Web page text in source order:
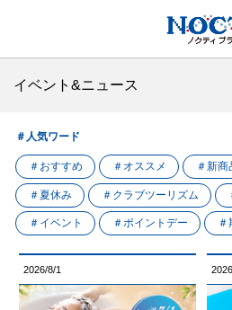
イベント&ニュース
＃人気ワード
＃おすすめ ＃オススメ ＃新商
＃夏休み ＃クラブツーリズム
＃イベント ＃ポイントデー
2026/8/1